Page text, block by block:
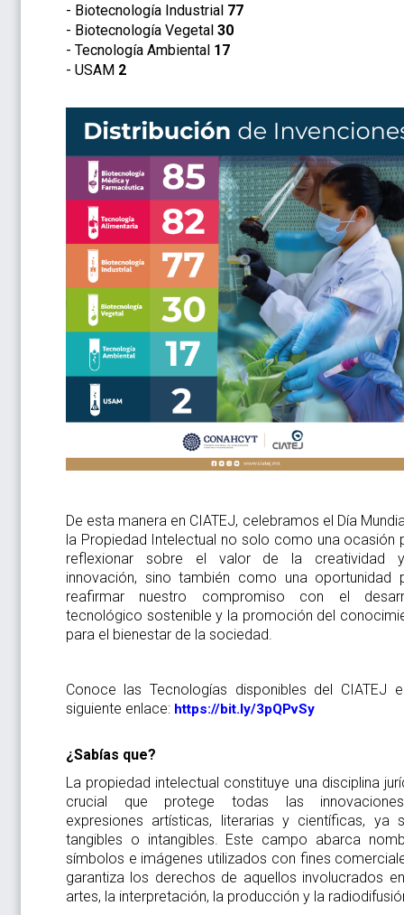
- Biotecnología Industrial 77
- Biotecnología Vegetal 30
- Tecnología Ambiental 17
- USAM 2
De esta manera en CIATEJ, celebramos el Día
la Propiedad Intelectual no solo como una ocasión
reflexionar sobre el valor de la creatividad
innovación, sino también como una oportunidad
reafirmar nuestro compromiso con el
tecnológico sostenible y la promoción del
para el bienestar de la sociedad.
Conoce las Tecnologías disponibles del CIATEJ
siguiente enlace: https://bit.ly/3pQPvSy
¿Sabías que?
La propiedad intelectual constituye una disciplina
crucial que protege todas las
expresiones artísticas, literarias y científicas, ya
tangibles o intangibles. Este campo abarca
símbolos e imágenes utilizados con fines
garantiza los derechos de aquellos involucrados
artes, la interpretación, la producción y la